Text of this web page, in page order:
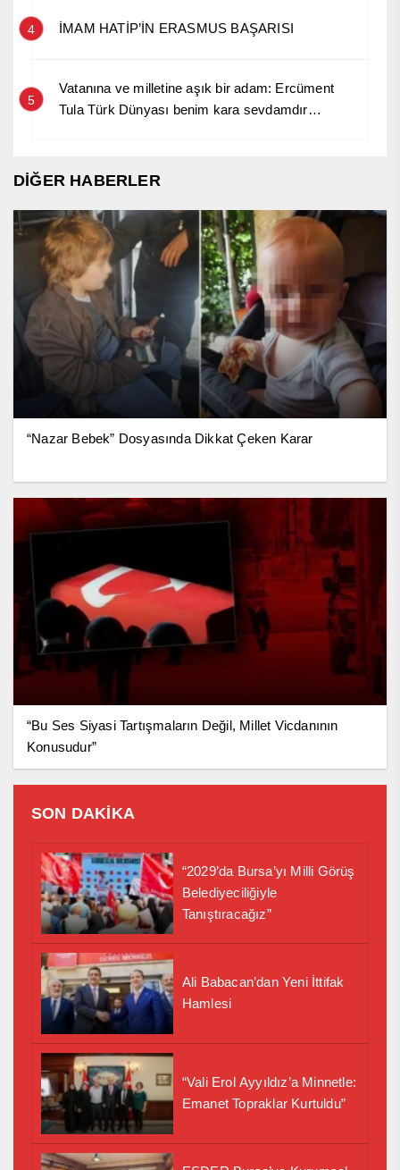
4 İMAM HATİP’İN ERASMUS BAŞARISI
5
Vatanına ve milletine aşık bir adam: Ercüment
Tula Türk Dünyası benim kara sevdamdır…
DİĞER HABERLER
“Nazar Bebek” Dosyasında Dikkat Çeken Karar
“Bu Ses Siyasi Tartışmaların Değil, Millet Vicdanının
Konusudur”
SON DAKİKA
“2029’da Bursa’yı Milli Görüş
Belediyeciliğiyle
Tanıştıracağız”
Ali Babacan’dan Yeni İttifak
Hamlesi
“Vali Erol Ayyıldız’a Minnetle:
Emanet Topraklar Kurtuldu”